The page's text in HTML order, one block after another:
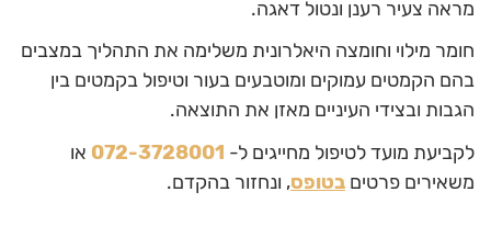
מראה צעיר רענן ונטול דאגה.
חומר מילוי וחומצה היאלרונית משלימה את התהליך במצבים
בהם הקמטים עמוקים ומוטבעים בעור וטיפול בקמטים בין
הגבות ובצידי העיניים מאזן את התוצאה.
לקביעת מועד לטיפול מחייגים ל- 072-3728001 או
משאירים פרטים בטופס, ונחזור בהקדם.